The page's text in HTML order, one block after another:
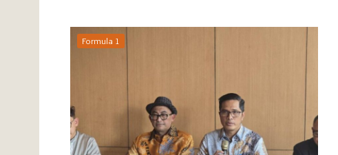
Formula 1